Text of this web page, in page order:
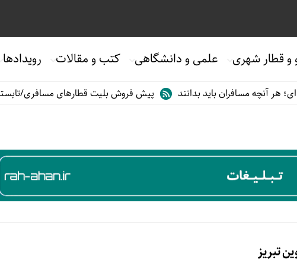
و قطار شهری علمی و دانشگاهی کتب و مقالات رویدادها
آنچه مسافران باید بدانند پیش فروش بلیت قطارهای مسافری/تابستان۱۴۰۵
تبریز